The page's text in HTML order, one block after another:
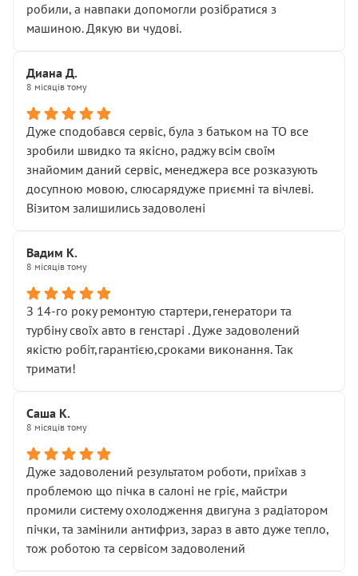
робили, а навпаки допомогли розібратися з
машиною. Дякую ви чудові.
Диана Д.
8 місяців тому
Дуже сподобався сервіс, була з батьком на ТО все
зробили швидко та якісно, раджу всім своїм
знайомим даний сервіс, менеджера все розказують
досупною мовою, слюсарядуже приємні та вічлеві.
Візитом залишились задоволені
Вадим К.
8 місяців тому
З 14-го року ремонтую стартери,генератори та
турбіну своїх авто в генстарі . Дуже задоволений
якістю робіт,гарантією,сроками виконання. Так
тримати!
Саша К.
8 місяців тому
Дуже задоволений результатом роботи, приїхав з
проблемою що пічка в салоні не гріє, майстри
промили систему охолодження двигуна з радіатором
пічки, та замінили антифриз, зараз в авто дуже тепло,
тож роботою та сервісом задоволений